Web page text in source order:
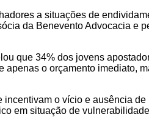
a situações de
da Benevento Advocacia e
que 34% dos jovens
o orçamento imediato,
o vício e ausência
em situação de